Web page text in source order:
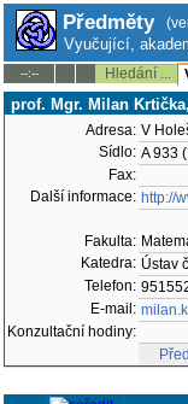
Předměty
Vyučující,
--:-- Hledání ...
prof. Mgr. Milan
Adresa: V
Sídlo: A 933
Fax:
Další informace: http://
Fakulta:
Katedra: Ústav
Telefon:
E-mail:
Konzultační hodiny: